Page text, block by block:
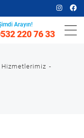
Arayın!
220 76 33
Hizmetlerimiz